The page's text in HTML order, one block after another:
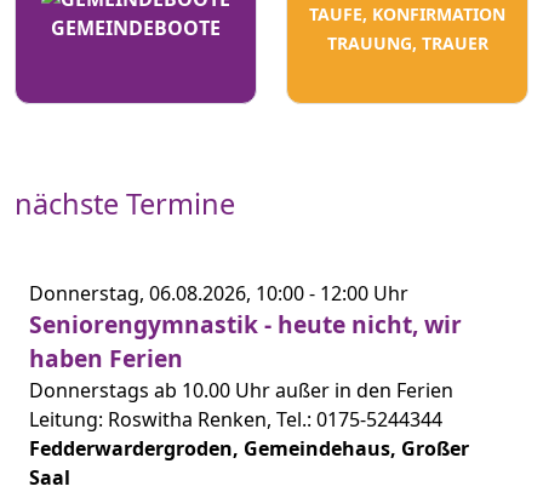
GEMEINDEBOOTE
TAUFE, KONFIRMATION
TRAUUNG, TRAUER
nächste Termine
Donnerstag, 06.08.2026, 10:00 - 12:00 Uhr
Seniorengymnastik - heute nicht, wir
haben Ferien
Donnerstags ab 10.00 Uhr außer in den Ferien
Leitung: Roswitha Renken, Tel.: 0175-5244344
Fedderwardergroden, Gemeindehaus, Großer
Saal